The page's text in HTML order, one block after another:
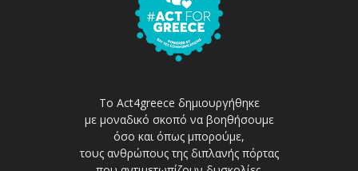
Το Act4greece δημιουργήθηκε
με μοναδικό σκοπό να βοηθήσουμε
όσο και όπως μπορούμε,
τους ανθρώπους της διπλανής πόρτας